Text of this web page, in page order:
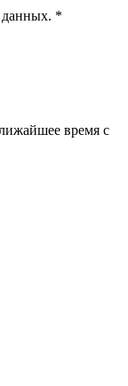
данных. *
время с